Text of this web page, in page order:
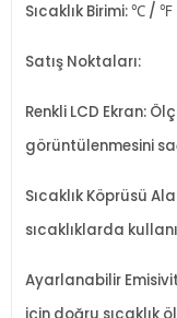
Sıcaklık Birimi: ℃ / ℉
Satış Noktaları:
Renkli LCD Ekran:
görüntülenmesini
Sıcaklık Köprüsü
sıcaklıklarda
Ayarlanabilir